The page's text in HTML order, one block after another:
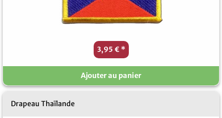
3,95 € *
Ajouter au panier
Drapeau Thaïlande